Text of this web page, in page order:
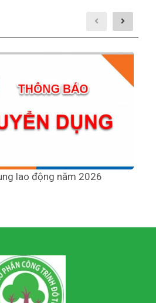
lao động năm 2026